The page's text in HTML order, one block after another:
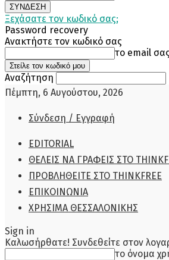
Ξεχάσατε τον κωδικό σας;
Password recovery
Ανακτήστε τον κωδικό σας
το email σας
Αναζήτηση
Πέμπτη, 6 Αυγούστου, 2026
Σύνδεση / Εγγραφή
EDITORIAL
ΘΕΛΕΙΣ ΝΑ ΓΡΑΦΕΙΣ ΣΤΟ
ΠΡΟΒΛΗΘΕΙΤΕ ΣΤΟ THINKFREE
ΕΠΙΚΟΙΝΩΝΙΑ
ΧΡΗΣΙΜΑ ΘΕΣΣΑΛΟΝΙΚΗΣ
Sign in
Καλωσήρθατε! Συνδεθείτε στον
το όνομα